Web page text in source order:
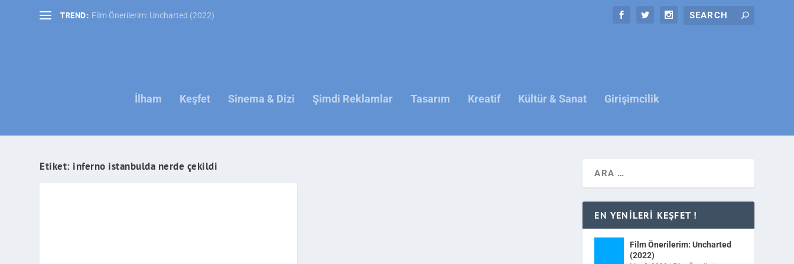
TREND: Film Önerilerim: Uncharted (2022)
İlham Keşfet Sinema & Dizi Şimdi Reklamlar Tasarım Kreatif Kültür & Sanat Girişimcilik
Etiket: inferno istanbulda nerde çekildi
EN YENILERI KEŞFET !
Film Önerilerim: Uncharted
(2022)